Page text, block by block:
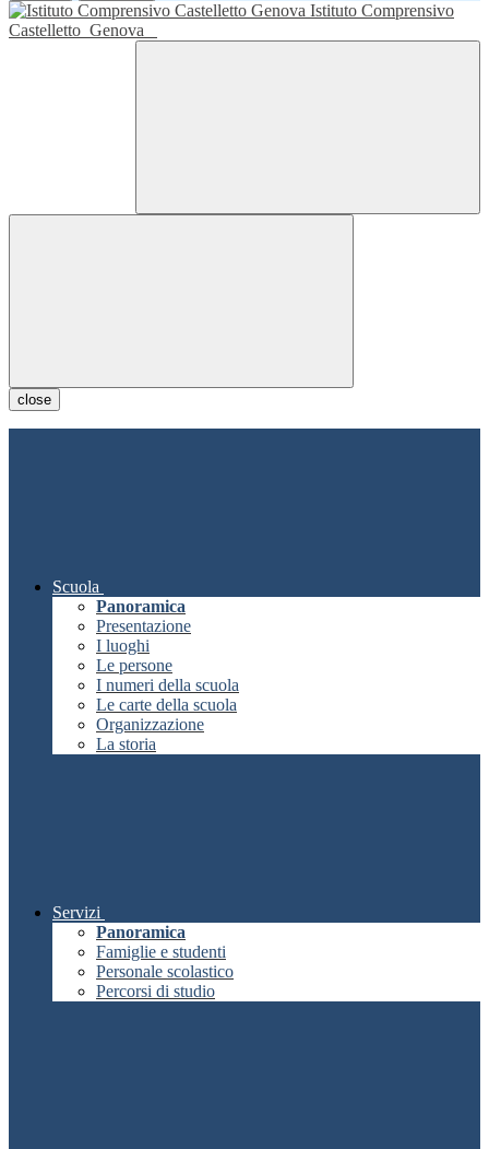
Istituto Comprensivo
Castelletto Genova
close
Scuola
Panoramica
Presentazione
I luoghi
Le persone
I numeri della scuola
Le carte della scuola
Organizzazione
La storia
Servizi
Panoramica
Famiglie e studenti
Personale scolastico
Percorsi di studio